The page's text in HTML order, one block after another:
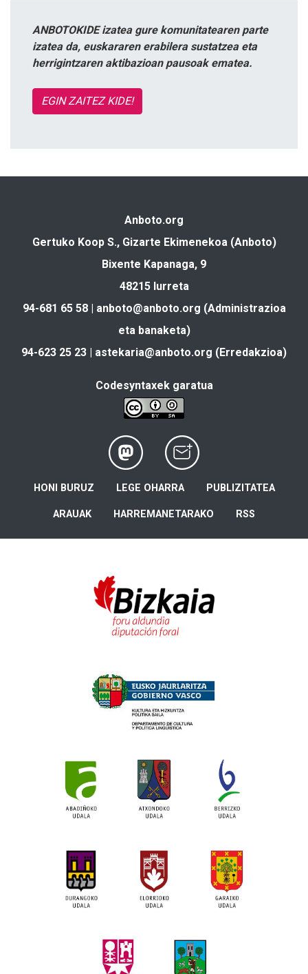
ANBOTOKIDE izatea gure komunitatearen parte
izatea da, euskararen erabilera sustatzea eta
herrigintzaren aktibazioan pausoak ematea.
EGIN ZAITEZ KIDE!
Anboto.org
Gertuko Koop S., Gizarte Ekimenekoa (Anboto)
Bixente Kapanaga, 9
48215 Iurreta
94-681 65 58 | anboto@anboto.org (Administrazioa
eta banaketa)
94-623 25 23 | astekaria@anboto.org (Erredakzioa)
Codesyntaxek garatua
HONI BURUZ LEGE OHARRA PUBLIZITATEA
ARAUAK HARREMANETARAKO RSS